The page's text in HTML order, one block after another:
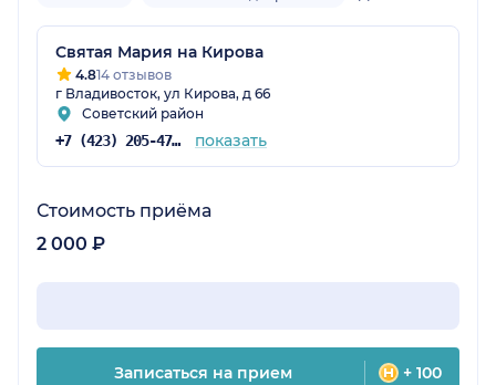
Святая Мария на Кирова
4.814 отзывов
г Владивосток, ул Кирова, д 66
Советский район
+7 (423) 205-47-18 показать
Стоимость приёма
2 000 ₽
Записаться на прием + 100